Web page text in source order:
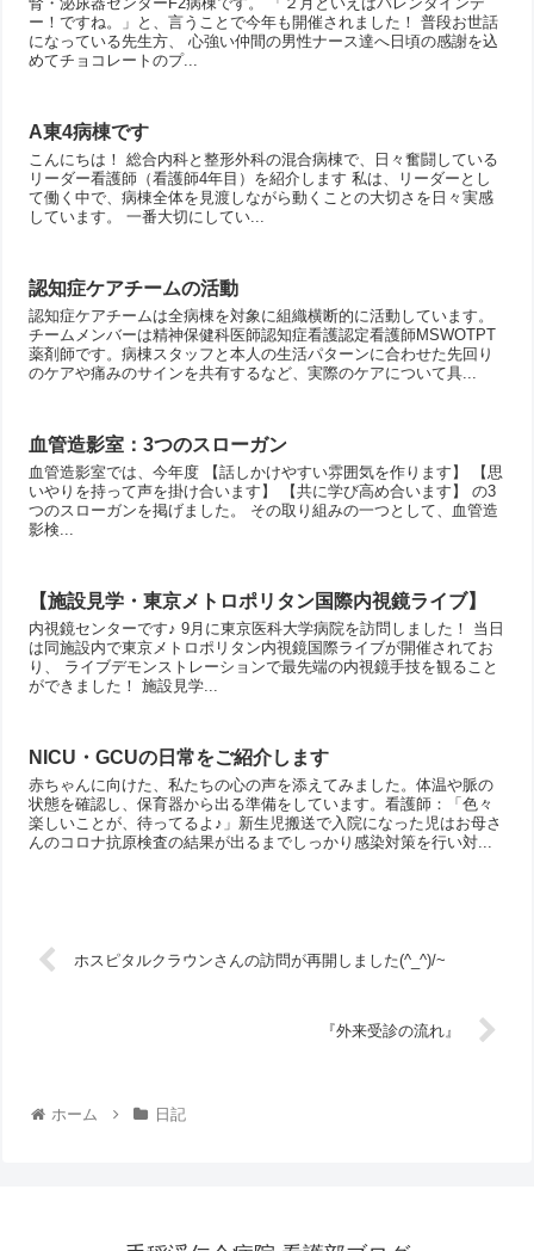
ー！ですね。」と、言うことで今年も開催されました！ 普段お世話
になっている先生方、 心強い仲間の男性ナース達へ日頃の感謝を込
めてチョコレートのプ...
A東4病棟です
こんにちは！ 総合内科と整形外科の混合病棟で、日々奮闘している
リーダー看護師（看護師4年目）を紹介します 私は、リーダーとし
て働く中で、病棟全体を見渡しながら動くことの大切さを日々実感
しています。 一番大切にしてい...
認知症ケアチームの活動
認知症ケアチームは全病棟を対象に組織横断的に活動しています。
チームメンバーは精神保健科医師認知症看護認定看護師MSWOTPT
薬剤師です。病棟スタッフと本人の生活パターンに合わせた先回り
のケアや痛みのサインを共有するなど、実際のケアについて具...
血管造影室：3つのスローガン
血管造影室では、今年度 【話しかけやすい雰囲気を作ります】 【思
いやりを持って声を掛け合います】 【共に学び高め合います】 の3
つのスローガンを掲げました。 その取り組みの一つとして、血管造
影検...
【施設見学・東京メトロポリタン国際内視鏡ライブ】
内視鏡センターです♪ 9月に東京医科大学病院を訪問しました！ 当日
は同施設内で東京メトロポリタン内視鏡国際ライブが開催されてお
り、 ライブデモンストレーションで最先端の内視鏡手技を観ること
ができました！ 施設見学...
NICU・GCUの日常をご紹介します
赤ちゃんに向けた、私たちの心の声を添えてみました。体温や脈の
状態を確認し、保育器から出る準備をしています。看護師：「色々
楽しいことが、待ってるよ♪」新生児搬送で入院になった児はお母さ
んのコロナ抗原検査の結果が出るまでしっかり感染対策を行い対...
ホスピタルクラウンさんの訪問が再開しました(^_^)/~
『外来受診の流れ』
ホーム 日記